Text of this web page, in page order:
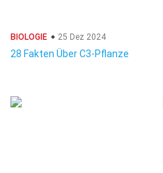
BIOLOGIE 25 Dez 2024
28 Fakten Über C3-Pflanze